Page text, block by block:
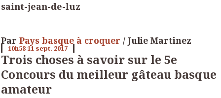
saint-jean-de-luz
Par Pays basque à croquer / Julie Martinez
10h5811 sept. 2017
Trois choses à savoir sur le 5e
Concours du meilleur gâteau basque
amateur